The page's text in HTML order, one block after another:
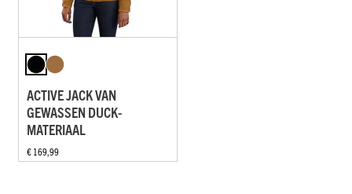
ACTIVE JACK VAN
GEWASSEN DUCK-
MATERIAAL
€ 169,99